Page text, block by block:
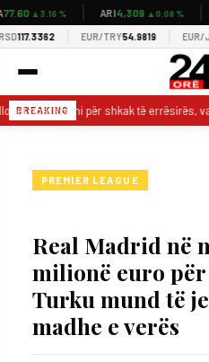
▲3.16 % ARI4,309▲0.08 %
117.3362 EUR/TRY54.9819 EUR/JPY
BREAKING
operacioni për shkak të errësirës,
PREMIER LEAGUE
Real Madrid në
milionë euro
Turku mund të
madhe e verës